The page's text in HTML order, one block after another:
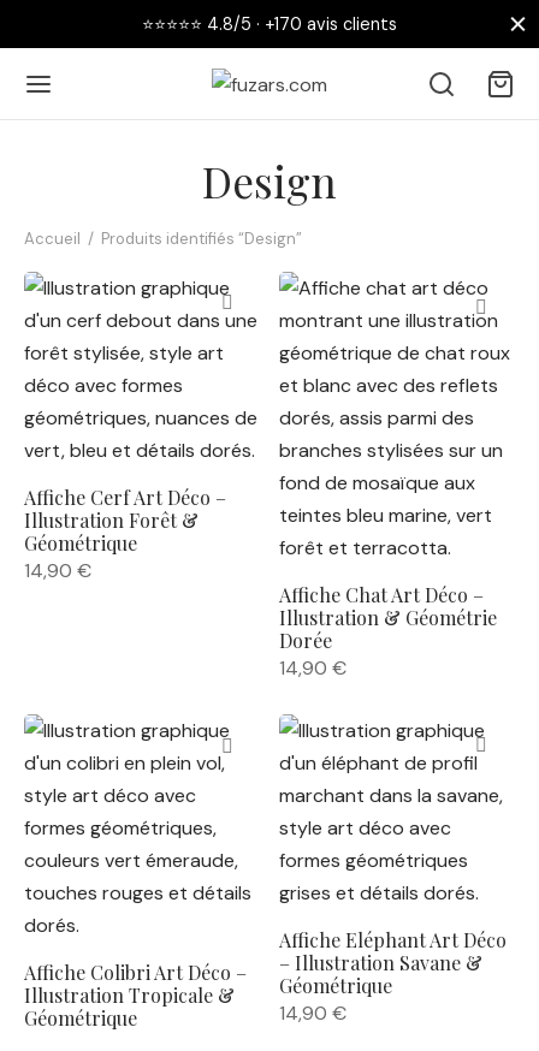
⭐⭐⭐⭐⭐ 4.8/5 · +170 avis clients
Design
Accueil / Produits identifiés “Design”
Affiche Cerf Art Déco –
Illustration Forêt &
Géométrique
14,90 €
Affiche Chat Art Déco –
Illustration & Géométrie
Dorée
14,90 €
Affiche Colibri Art Déco –
Illustration Tropicale &
Géométrique
Affiche Eléphant Art Déco
– Illustration Savane &
Géométrique
14,90 €
Retour